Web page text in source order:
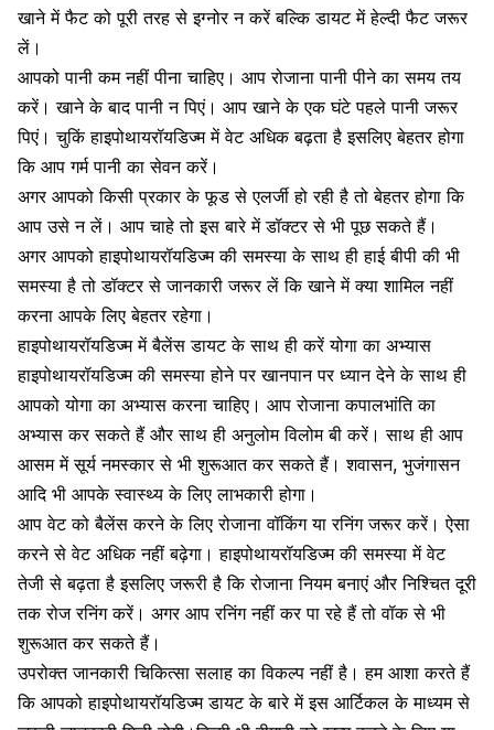
खाने में फैट को पूरी तरह से इग्नोर न करें बल्कि डायट में हेल्दी फैट जरूर
लें।
आपको पानी कम नहीं पीना चाहिए। आप रोजाना पानी पीने का समय तय
करें। खाने के बाद पानी न पिएं। आप खाने के एक घंटे पहले पानी जरूर
पिएं। चुकिं हाइपोथायरॉयडिज्म में वेट अधिक बढ़ता है इसलिए बेहतर होगा
कि आप गर्म पानी का सेवन करें।
अगर आपको किसी प्रकार के फूड से एलर्जी हो रही है तो बेहतर होगा कि
आप उसे न लें। आप चाहे तो इस बारे में डॉक्टर से भी पूछ सकते हैं।
अगर आपको हाइपोथायरॉयडिज्म की समस्या के साथ हीहाई बीपी की भी
समस्या है तो डॉक्टर से जानकारी जरूर लें कि खाने में क्या शामिल नहीं
करना आपके लिए बेहतर रहेगा।
हाइपोथायरॉयडिज्म में बैलेंस डायट के साथ ही करें योगा का अभ्यास
हाइपोथायरॉयडिज्म की समस्या होने पर खानपान पर ध्यान देने के साथ ही
आपको योगा का अभ्यास करना चाहिए। आप रोजाना कपालभांति का
अभ्यास कर सकते हैं और साथ ही अनुलोम विलोम बी करें। साथ ही आप
आसम में सूर्य नमस्कार से भी शुरूआत कर सकते हैं। शवासन, भुजंगासन
आदि भी आपके स्वास्थ्य के लिए लाभकारी होगा।
आप वेट को बैलेंस करने के लिए रोजाना वॉकिंग या रनिंग जरूर करें। ऐसा
करने से वेट अधिक नहीं बढ़ेगा। हाइपोथायरॉयडिज्म की समस्या में वेट
तेजी से बढ़ता है इसलिए जरूरी है कि रोजाना नियम बनाएं और निश्चित दूरी
तक रोज रनिंग करें। अगर आप रनिंग नहीं कर पा रहे हैं तो वॉक से भी
शुरूआत कर सकते हैं।
उपरोक्त जानकारी चिकित्सा सलाह का विकल्प नहीं है। हम आशा करते हैं
कि आपको हाइपोथायरॉयडिज्म डायट के बारे में इस आर्टिकल के माध्यम से